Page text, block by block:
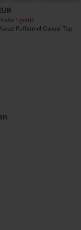
1 gratis
Puffärmel Casual Top